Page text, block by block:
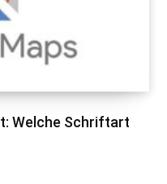
Welche Schriftart